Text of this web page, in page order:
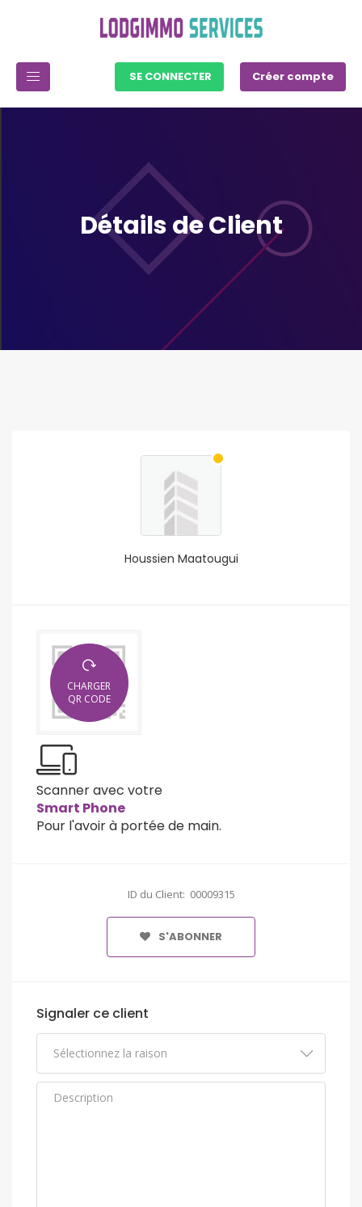
SE CONNECTER Créer compte
Détails de Client
Houssien Maatougui
CHARGER
QR CODE
Scanner avec votre
Smart Phone
Pour l'avoir à portée de main.
ID du Client: 00009315
S'ABONNER
Signaler ce client